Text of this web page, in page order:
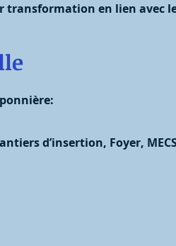
en lien avec
d’insertion, Foyer,